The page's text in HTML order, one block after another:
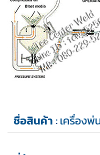
ชื่อสินค้า : เครื่อง